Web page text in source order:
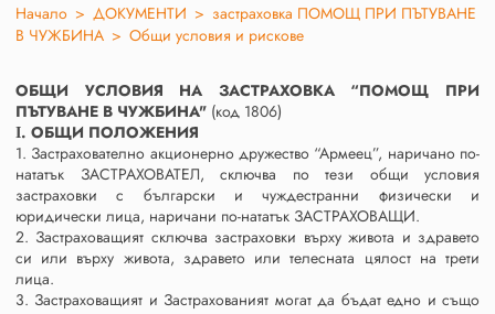
Начало > ДОКУМЕНТИ > застраховка ПОМОЩ ПРИ ПЪТУВАНЕ
В ЧУЖБИНА > Общи условия и рискове
ОБЩИ УСЛОВИЯ НА
ЗАСТРАХОВКА “ПОМОЩ ПРИ
ПЪТУВАНЕ В ЧУЖБИНА" (код 1806)
І. ОБЩИ ПОЛОЖЕНИЯ
1. Застрахователно акционерно дружество “Армеец”, наричано по-
нататък ЗАСТРАХОВАТЕЛ, сключва по тези общи условия
застраховки с български и чуждестранни физически и
юридически лица, наричани по-нататък ЗАСТРАХОВАЩИ.
2. Застраховащият сключва застраховки върху живота и здравето
си или върху живота, здравето или телесната цялост на трети
лица.
3. Застраховащият и Застрахованият могат да бъдат едно и също